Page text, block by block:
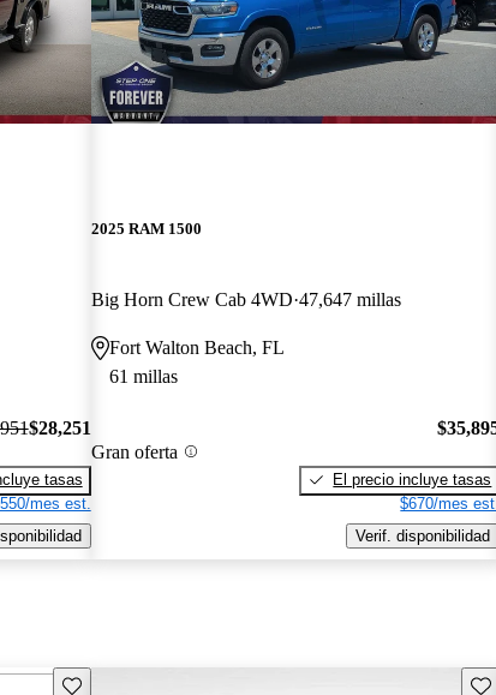
$28,251
tasas
mes est.
2025 RAM 1500
Big Horn Crew Cab 4WD 47,647 millas
Fort Walton Beach, FL
61 millas
Gran oferta
El precio incluye tasas
$670/mes est.
Verif. disponibilidad
Guarda este Aviso